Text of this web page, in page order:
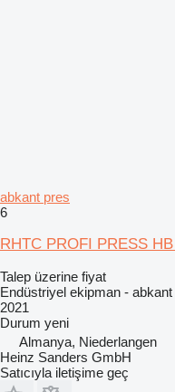
abkant pres
6
RHTC PROFI PRESS
Talep üzerine fiyat
Endüstriyel ekipman - abkant
2021
Durum yeni
Almanya, Niederlangen
Heinz Sanders GmbH
Satıcıyla iletişime geç